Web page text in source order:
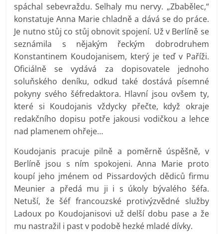
spáchal sebevraždu. Selhaly mu nervy. „Zbabělec,“
konstatuje Anna Marie chladně a dává se do práce.
Je nutno stůj co stůj obnovit spojení. Už v Berlíně se
seznámila s nějakým řeckým dobrodruhem
Konstantinem Koudojanisem, který je teď v Paříži.
Oficiálně se vydává za dopisovatele jednoho
soluňského deníku, odkud také dostává písemné
pokyny svého šéfredaktora. Hlavní jsou ovšem ty,
které si Koudojanis vždycky přečte, když okraje
redakčního dopisu potře jakousi vodičkou a lehce
nad plamenem ohřeje…
Koudojanis pracuje pilně a poměrně úspěšně, v
Berlíně jsou s ním spokojeni. Anna Marie proto
koupí jeho jménem od Pissardových dědiců firmu
Meunier a předá mu ji i s úkoly bývalého šéfa.
Netuší, že šéf francouzské protivýzvědné služby
Ladoux po Koudojanisovi už delší dobu pase a že
mu nastražil i past v podobě hezké mladé dívky.